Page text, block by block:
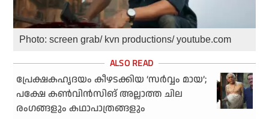
Photo: screen grab/ kvn productions/ youtube.com
പ്രേക്ഷകഹൃദയം കീഴടക്കിയ ‘സർവ്വം മായ’;
പക്ഷേ കൺവിൻസിങ് അല്ലാത്ത ചില
രംഗങ്ങളും കഥാപാത്രങ്ങളും